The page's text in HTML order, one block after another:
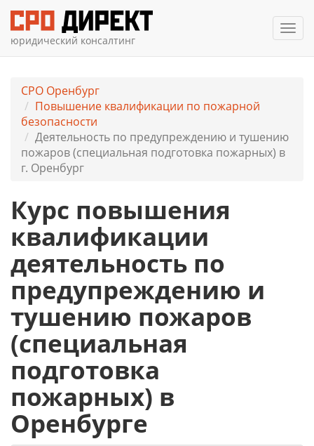
юридический консалтинг
СРО Оренбург
Повышение квалификации по пожарной
безопасности
Деятельность по предупреждению и тушению
пожаров (специальная подготовка пожарных) в
г. Оренбург
Курс повышения
квалификации
деятельность по
предупреждению и
тушению пожаров
(специальная
подготовка
пожарных) в
Оренбурге